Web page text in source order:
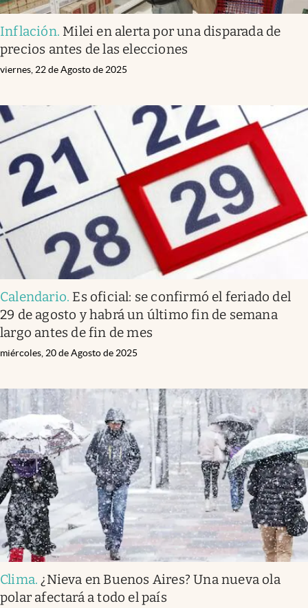
Inflación. Milei en alerta por una disparada de
precios antes de las elecciones
viernes, 22 de Agosto de 2025
Calendario. Es oficial: se confirmó el feriado del
29 de agosto y habrá un último fin de semana
largo antes de fin de mes
miércoles, 20 de Agosto de 2025
Clima. ¿Nieva en Buenos Aires? Una nueva ola
polar afectará a todo el país